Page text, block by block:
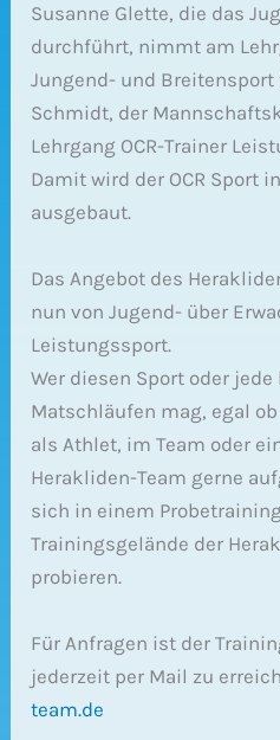
Susanne Glette, die das
durchführt, nimmt am
Jungend- und
Schmidt, der
Lehrgang OCR-Trainer
Damit wird der OCR Sport
ausgebaut.
Das Angebot des
nun von Jugend- über
Leistungssport.
Wer diesen Sport oder jede
Matschläufen mag, egal
als Athlet, im Team oder
Herakliden-Team gerne
sich in einem
Trainingsgelände der
probieren.
Für Anfragen ist der
jederzeit per Mail zu
team.de